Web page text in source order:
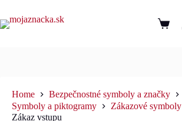
Home
Bezpečnostné symboly a značky
Symboly a piktogramy
Zákazové symboly
Zákaz vstupu